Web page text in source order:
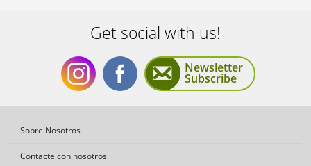
Get social with us!
GetGet
Newsletter
Subscribe
Sobre Nosotros
Contacte con nosotros